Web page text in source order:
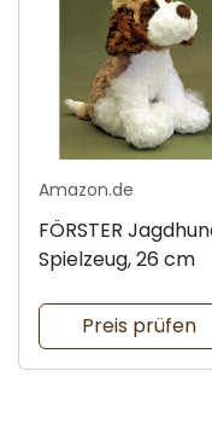
Amazon.de
FÖRSTER
Spielzeug, 26 cm
Preis prüfen